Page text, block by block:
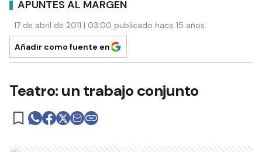
APUNTES AL MARGEN
17 de abril de 2011 | 03:00 publicado hace 15 años
Añadir como fuente en
Teatro: un trabajo conjunto
Ads